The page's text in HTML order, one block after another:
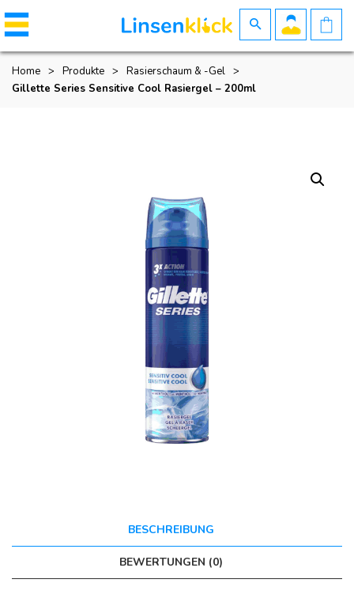
Home > Produkte > Rasierschaum & -gel >
Gillette Series Sensitive Cool Rasiergel – 200ml
BESCHREIBUNG
BEWERTUNGEN (0)